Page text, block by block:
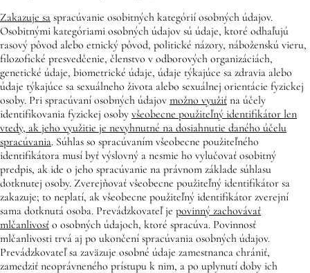
Zakazuje sa spracúvanie osobitných kategórií osobných údajov.
Osobitnými kategóriami osobných údajov sú údaje, ktoré odhaľujú
rasový pôvod alebo etnický pôvod, politické názory, náboženskú vieru,
filozofické presvedčenie, členstvo v odborových organizáciách,
genetické údaje, biometrické údaje, údaje týkajúce sa zdravia alebo
údaje týkajúce sa sexuálneho života alebo sexuálnej orientácie fyzickej
osoby. Pri spracúvaní osobných údajov možno využiť na účely
identifikovania fyzickej osoby všeobecne použiteľný identifikátor len
vtedy, ak jeho využitie je nevyhnutné na dosiahnutie daného účelu
spracúvania. Súhlas so spracúvaním všeobecne použiteľného
identifikátora musí byť výslovný a nesmie ho vylučovať osobitný
predpis, ak ide o jeho spracúvanie na právnom základe súhlasu
dotknutej osoby. Zverejňovať všeobecne použiteľný identifikátor sa
zakazuje; to neplatí, ak všeobecne použiteľný identifikátor zverejní
sama dotknutá osoba. Prevádzkovateľ je povinný zachovávať
mlčanlivosť o osobných údajoch, ktoré spracúva. Povinnosť
mlčanlivosti trvá aj po ukončení spracúvania osobných údajov.
Prevádzkovateľ sa zaväzuje osobné údaje zamestnanca chrániť,
zamedziť neoprávneného prístupu k nim, a po uplynutí doby ich